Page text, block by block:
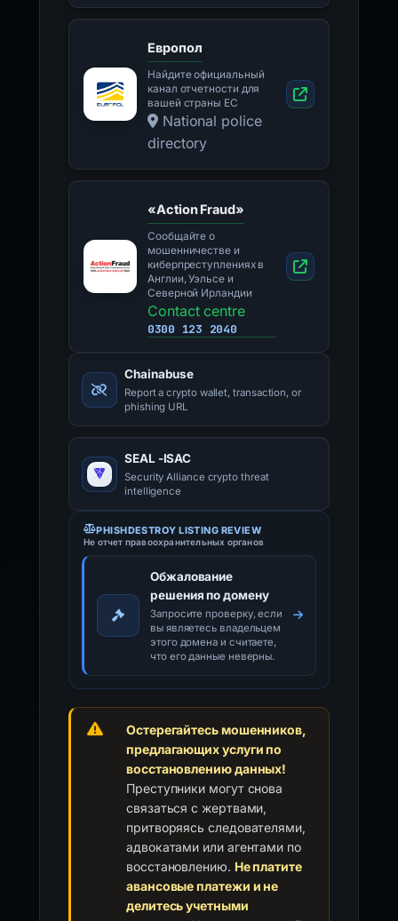
Европол
Найдите официальный
канал отчетности для
вашей страны ЕС
National police
directory
«Action Fraud»
Сообщайте о
мошенничестве и
киберпреступлениях в
Англии, Уэльсе и
Северной Ирландии
Contact centre
0300 123 2040
Chainabuse
Report a crypto wallet, transaction, or
phishing URL
SEAL -ISAC
Security Alliance crypto threat
intelligence
PHISHDESTROY LISTING REVIEW
Не отчет правоохранительных органов
Обжалование
решения по домену
Запросите проверку, если
вы являетесь владельцем
этого домена и считаете,
что его данные неверны.
Остерегайтесь мошенников,
предлагающих услуги по
восстановлению данных!
Преступники могут снова
связаться с жертвами,
притворяясь следователями,
адвокатами или агентами по
восстановлению. Не платите
авансовые платежи и не
делитесь учетными